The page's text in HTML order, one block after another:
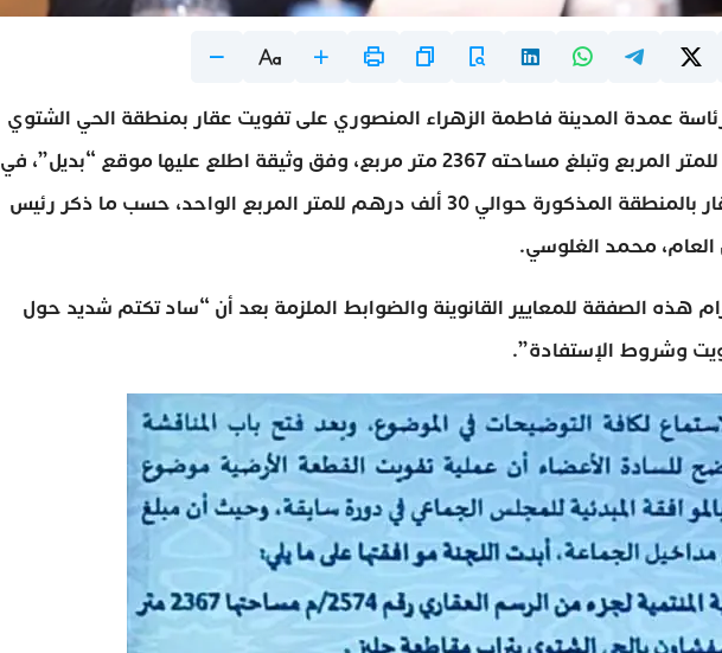
عمدة المدينة فاطمة الزهراء المنصوري على تفويت عقار بمنطقة الحي الشتوي
الإستراتيجية بثمن 3000 درهم للمتر المربع وتبلغ مساحته 2367 متر مربع، وفق وثيقة اطلع عليها موقع “بديل”، في
الوقت الذي تبلغ فيه قيمة العقار بالمنطقة المذكورة حوالي 30 ألف درهم للمتر المربع الواحد، حسب ما ذكر رئيس
العام، محمد الغلوسي.
الصفقة للمعايير القانوينة والضوابط الملزمة بعد أن “ساد تكتم شديد حول
وشروط الإستفادة”.